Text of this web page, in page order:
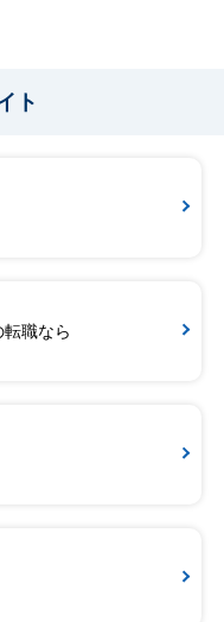
ト
職なら